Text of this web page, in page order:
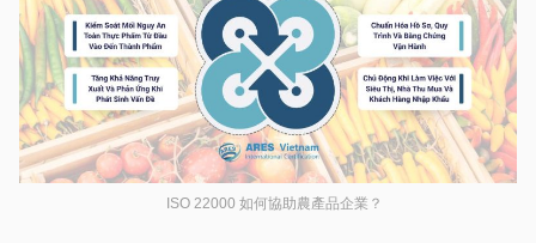
ISO 22000 如何協助農產品企業？